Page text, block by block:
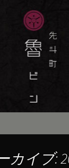
町の京料
ろびん
の京町家で
食が自慢の
店からの
最新情報
カイブ: